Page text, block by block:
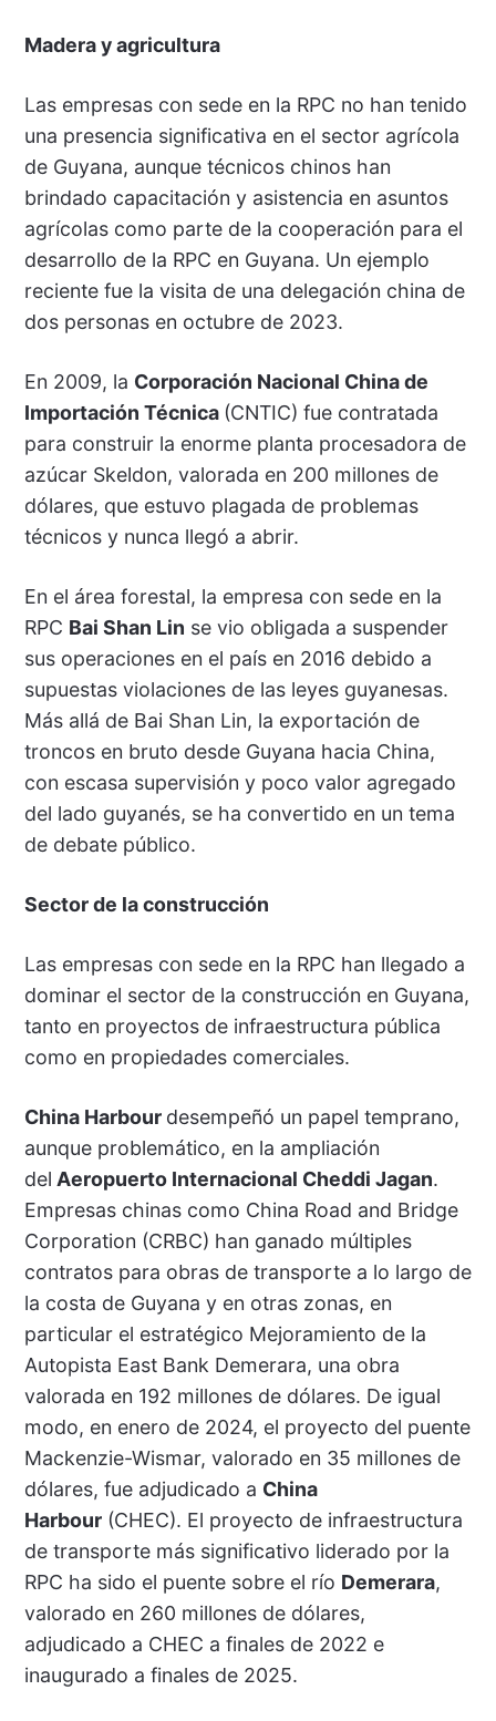
Madera y agricultura
Las empresas con sede en la RPC no han tenido
una presencia significativa en el sector agrícola
de Guyana, aunque técnicos chinos han
brindado capacitación y asistencia en asuntos
agrícolas como parte de la cooperación para el
desarrollo de la RPC en Guyana. Un ejemplo
reciente fue la visita de una delegación china de
dos personas en octubre de 2023.
En 2009, la Corporación Nacional China de
Importación Técnica (CNTIC) fue contratada
para construir la enorme planta procesadora de
azúcar Skeldon, valorada en 200 millones de
dólares, que estuvo plagada de problemas
técnicos y nunca llegó a abrir.
En el área forestal, la empresa con sede en la
RPC Bai Shan Lin se vio obligada a suspender
sus operaciones en el país en 2016 debido a
supuestas violaciones de las leyes guyanesas.
Más allá de Bai Shan Lin, la exportación de
troncos en bruto desde Guyana hacia China,
con escasa supervisión y poco valor agregado
del lado guyanés, se ha convertido en un tema
de debate público.
Sector de la construcción
Las empresas con sede en la RPC han llegado a
dominar el sector de la construcción en Guyana,
tanto en proyectos de infraestructura pública
como en propiedades comerciales.
China Harbour desempeñó un papel temprano,
aunque problemático, en la ampliación
del Aeropuerto Internacional Cheddi Jagan.
Empresas chinas como China Road and Bridge
Corporation (CRBC) han ganado múltiples
contratos para obras de transporte a lo largo de
la costa de Guyana y en otras zonas, en
particular el estratégico Mejoramiento de la
Autopista East Bank Demerara, una obra
valorada en 192 millones de dólares. De igual
modo, en enero de 2024, el proyecto del puente
Mackenzie-Wismar, valorado en 35 millones de
dólares, fue adjudicado a China
Harbour(CHEC). El proyecto de infraestructura
de transporte más significativo liderado por la
RPC ha sido el puente sobre el río Demerara,
valorado en 260 millones de dólares,
adjudicado a CHEC a finales de 2022 e
inaugurado a finales de 2025.